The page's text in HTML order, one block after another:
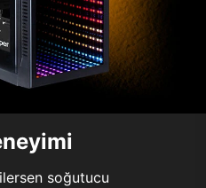
soğutucu